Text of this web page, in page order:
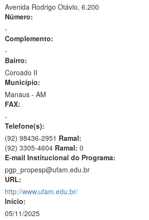
Avenida Rodrigo Otávio, 6.200
Número:
-
Complemento:
-
Bairro:
Coroado II
Município:
Manaus - AM
FAX:
-
Telefone(s):
(92) 98436-2951 Ramal:
(92) 3305-4604 Ramal: 0
E-mail Institucional do Programa:
pgp_propesp@ufam.edu.br
URL:
http://www.ufam.edu.br/
Início:
05/11/2025